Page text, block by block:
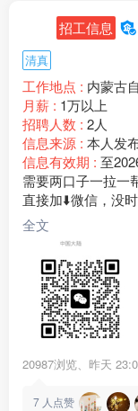
招工信息
清真
工作地点 : 内蒙古
月薪 : 1万以上
招聘人数 : 2人
信息来源 : 本人发
信息有效期 : 至
需要两口子一拉一
直接加⬇️微信，没
全文
20987浏览、 昨天
7 人点赞